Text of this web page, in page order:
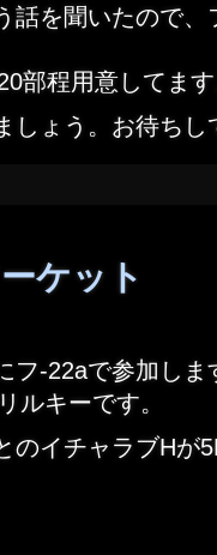
話を聞いたので
部程用意してま
しょう。お待ちし
ケット
フ-22aで参加しま
ルキーです。
のイチャラブHが